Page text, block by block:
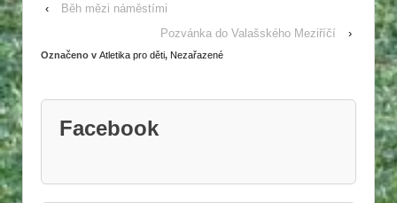
‹
Běh mězi náměstími
Pozvánka do Valašského Meziříčí
›
Označeno v Atletika pro děti, Nezařazené
Facebook